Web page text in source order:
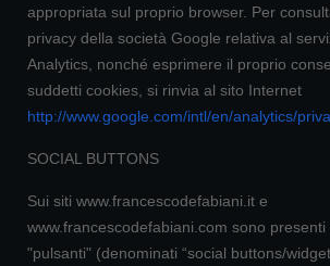
appropriata sul proprio browser. Per
privacy della società Google relativa al
Analytics, nonché esprimere il proprio
suddetti cookies, si rinvia al sito Internet
http://www.google.com/intl/en/analytics/
SOCIAL BUTTONS
Sui siti www.francescodefabiani.it e
www.francescodefabiani.com sono
"pulsanti" (denominati “social buttons/